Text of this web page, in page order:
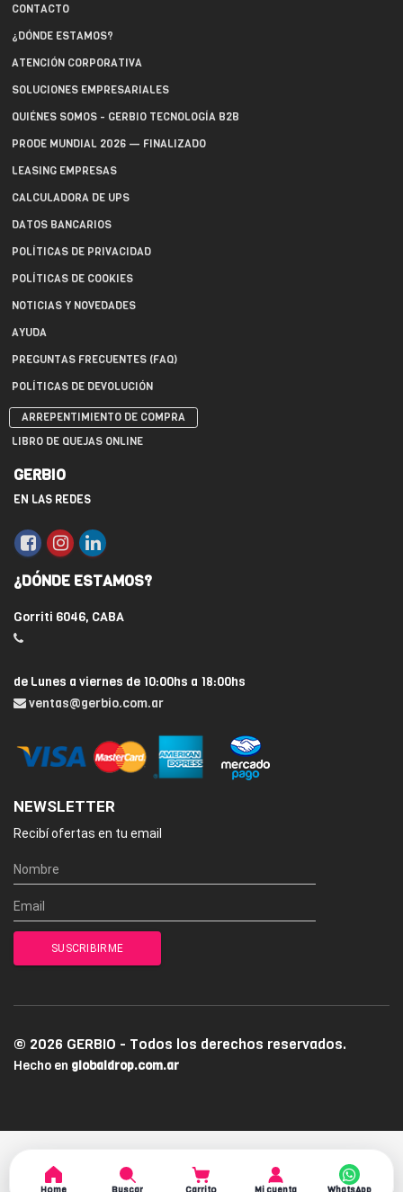
CONTACTO
¿DÓNDE ESTAMOS?
ATENCIÓN CORPORATIVA
SOLUCIONES EMPRESARIALES
QUIÉNES SOMOS - GERBIO TECNOLOGÍA B2B
PRODE MUNDIAL 2026 — FINALIZADO
LEASING EMPRESAS
CALCULADORA DE UPS
DATOS BANCARIOS
POLÍTICAS DE PRIVACIDAD
POLÍTICAS DE COOKIES
NOTICIAS Y NOVEDADES
AYUDA
PREGUNTAS FRECUENTES (FAQ)
POLÍTICAS DE DEVOLUCIÓN
ARREPENTIMIENTO DE COMPRA
LIBRO DE QUEJAS ONLINE
GERBIO
EN LAS REDES
¿DÓNDE ESTAMOS?
Gorriti 6046, CABA
de Lunes a viernes de 10:00hs a 18:00hs
ventas@gerbio.com.ar
NEWSLETTER
Recibí ofertas en tu email
© 2026 GERBIO - Todos los derechos reservados.
Hecho en globaldrop.com.ar